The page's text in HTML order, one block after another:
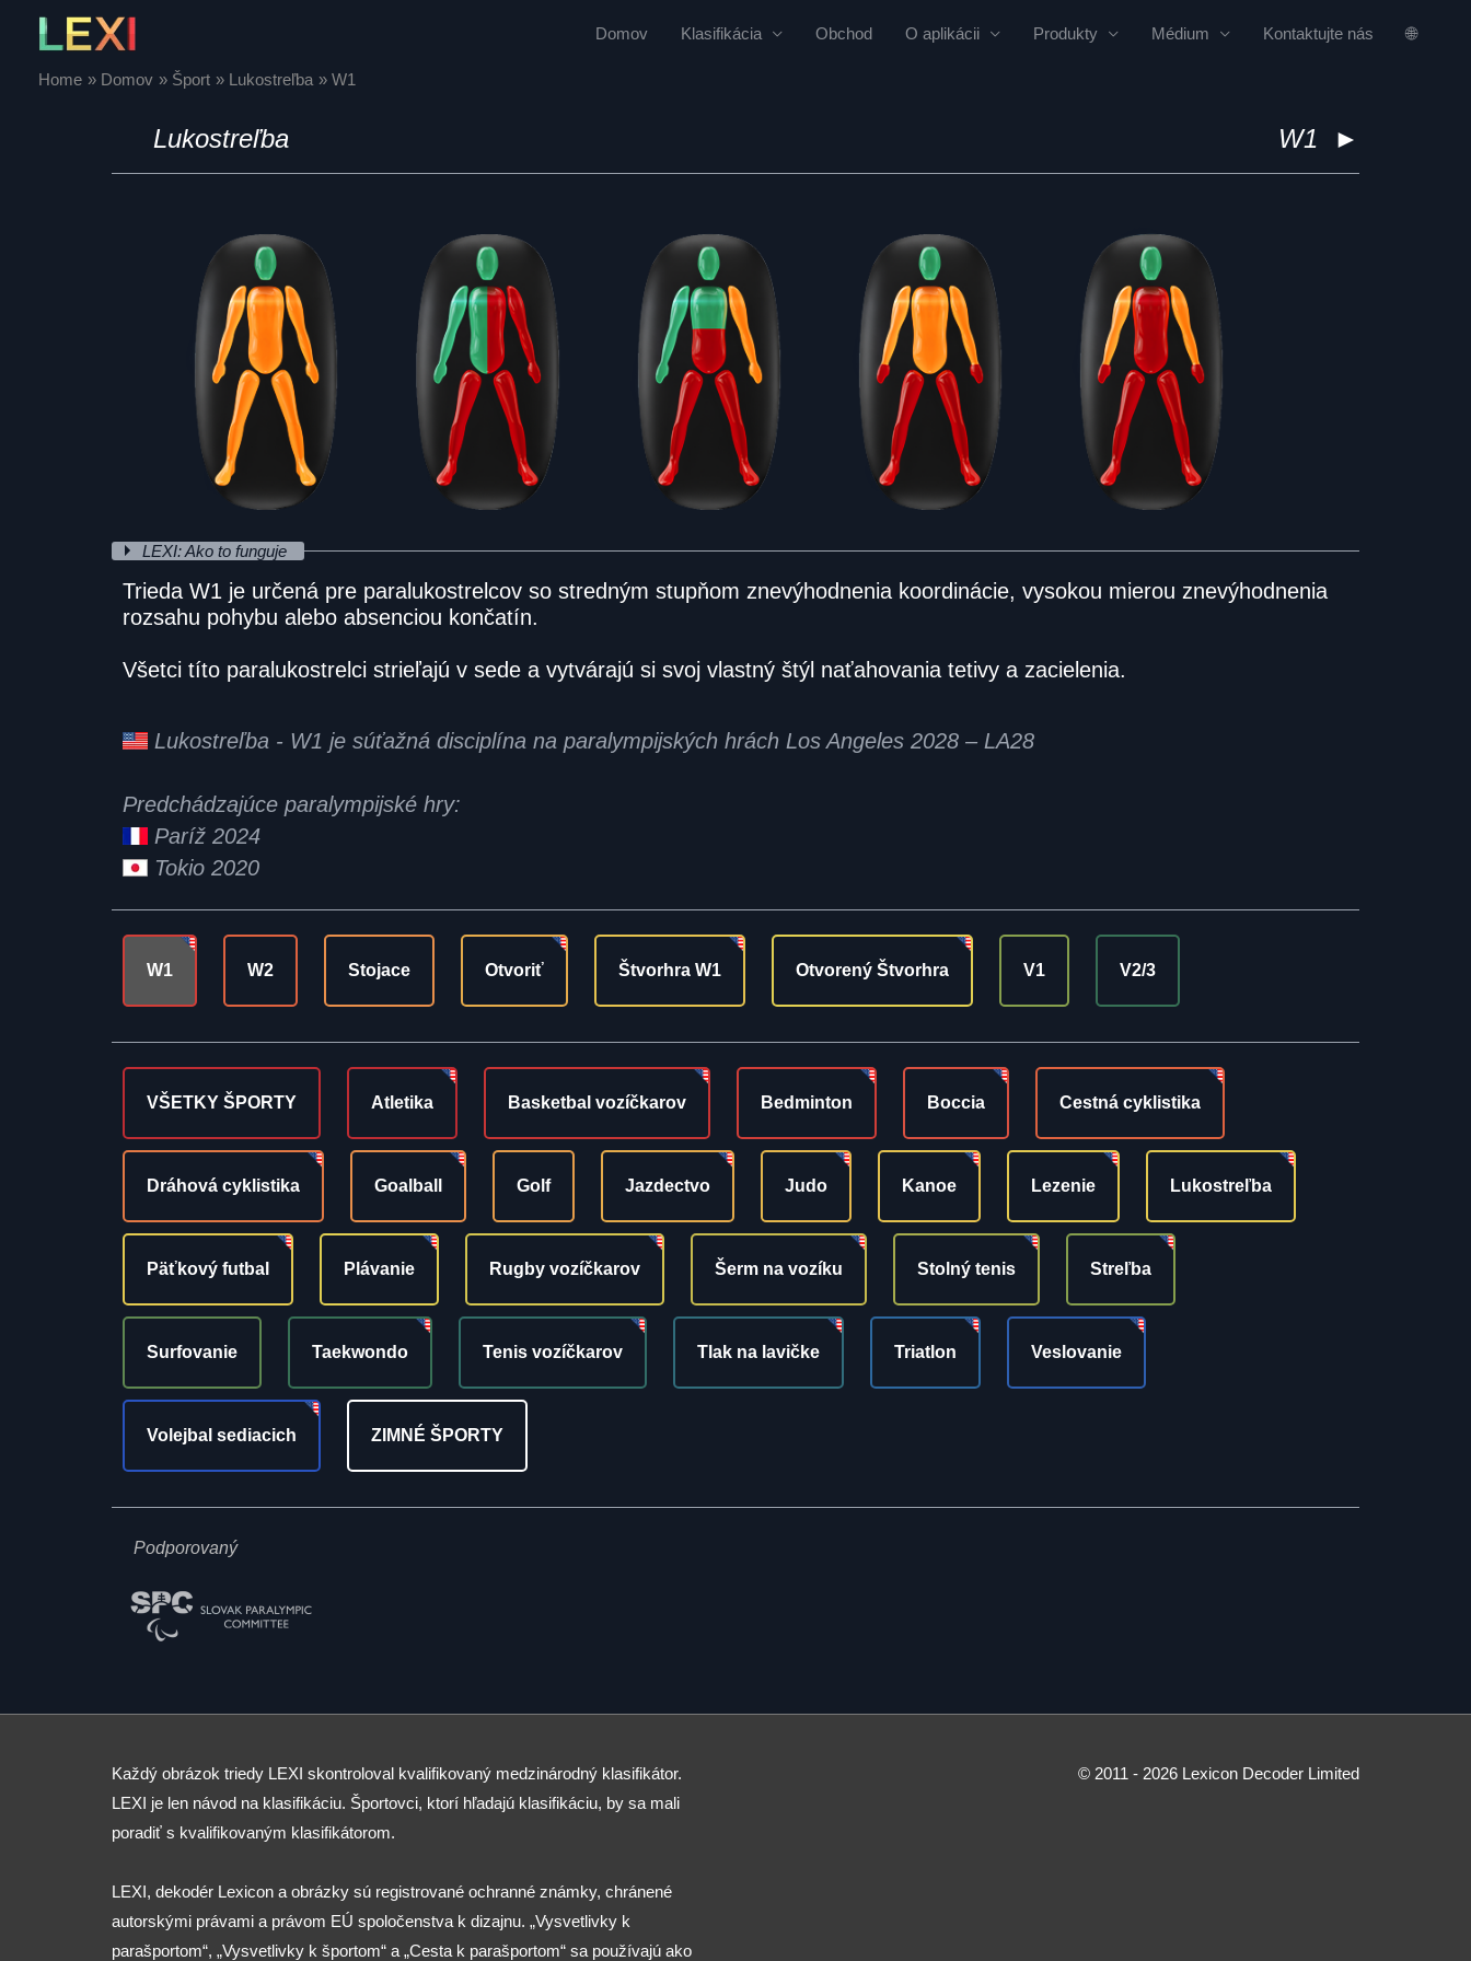
content
Domov Klasifikácia Obchod O aplikácii Produkty Médium Kontaktujte nás 🌐
Home Domov Šport Lukostreľba W1
►
Lukostreľba W1
LEXI: Ako to funguje
Trieda W1 je určená pre paralukostrelcov so stredným stupňom znevýhodnenia koordinácie, vysokou mierou znevýhodnenia
rozsahu pohybu alebo absenciou končatín.
Všetci títo paralukostrelci strieľajú v sede a vytvárajú si svoj vlastný štýl naťahovania tetivy a zacielenia.
Lukostreľba - W1 je súťažná disciplína na paralympijských hrách Los Angeles 2028 – LA28
Predchádzajúce paralympijské hry:
Paríž 2024
Tokio 2020
W1 W2 Stojace Otvoriť Štvorhra W1 Otvorený Štvorhra V1 V2/3
VŠETKY ŠPORTY Atletika Basketbal vozíčkarov Bedminton Boccia Cestná cyklistika
Dráhová cyklistika Goalball Golf Jazdectvo Judo Kanoe Lezenie Lukostreľba
Päťkový futbal Plávanie Rugby vozíčkarov Šerm na vozíku Stolný tenis Streľba
Surfovanie Taekwondo Tenis vozíčkarov Tlak na lavičke Triatlon Veslovanie
Volejbal sediacich ZIMNÉ ŠPORTY
Podporovaný
Každý obrázok triedy LEXI skontroloval kvalifikovaný medzinárodný klasifikátor.
LEXI je len návod na klasifikáciu. Športovci, ktorí hľadajú klasifikáciu, by sa mali
poradiť s kvalifikovaným klasifikátorom.
LEXI, dekodér Lexicon a obrázky sú registrované ochranné známky, chránené
autorskými právami a právom EÚ spoločenstva k dizajnu. „Vysvetlivky k
parašportom“, „Vysvetlivky k športom“ a „Cesta k parašportom“ sa používajú ako
© 2011 - 2026 Lexicon Decoder Limited